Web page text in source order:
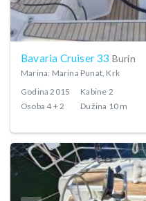
Bavaria Cruiser 33 Burin
Marina: Marina Punat, Krk
Godina 2015 Kabine 2
Osoba 4 + 2 Dužina 10 m